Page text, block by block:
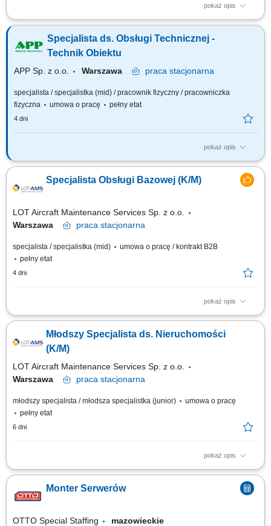
pokaż opis
Obowiązki na stanowisku Przygotowywanie analiz, raportów oraz
Przeprowadzanie ocen kompetencji personelu technicznego oraz
monitorowanie zgodności kwalifikacji z wymaganiami i procedurami
Specjalista ds. Obsługi Technicznej -
Technik Obiektu
APP Sp. z o.o. Warszawa praca stacjonarna
specjalista / specjalistka (mid) / pracownik fizyczny / pracowniczka
fizyczna
umowa o pracę pełny etat
4 dni
pokaż opis
Opis stanowiska Zapewnienie ciągłej, bezpiecznej i ekonomicznej
eksploatacji nowoczesnego kompleksu biurowego klasy A; Nadzór oraz
kontrola nad maszynami i urządzeniami infrastruktury technicznej obiektu
(instalacje: elektryczne, wentylacyjne, klimatyzacyjne, wod-kan,
Specjalista Obsługi Bazowej (K/M)
LOT Aircraft Maintenance Services Sp. z o.o.
Warszawa
praca stacjonarna
specjalista / specjalistka (mid)
umowa o pracę / kontrakt B2B
pełny etat
4 dni
pokaż opis
Obowiązki na stanowisku Obsługa reklamacji związanych z
procesów planowania oraz kontroli produkcji w obszarze obsługi
bazowej. Kontrola i analiza usterek powstałych w trakcie obsługi
Młodszy Specjalista ds. Nieruchomości
(K/M)
LOT Aircraft Maintenance Services Sp. z o.o.
Warszawa
praca stacjonarna
młodszy specjalista / młodsza specjalistka (junior)
umowa o pracę
pełny etat
6 dni
pokaż opis
Zakres obowiązków: Wsparcie w uzgodnieniach projektowych i bieżącej
wykonawcami i urzędami w ramach procesu inwestycyjnego;
Prowadzenie, kompletowanie i archiwizacja dokumentacji techniczno-
Monter Serwerów
OTTO Special Staffing mazowieckie